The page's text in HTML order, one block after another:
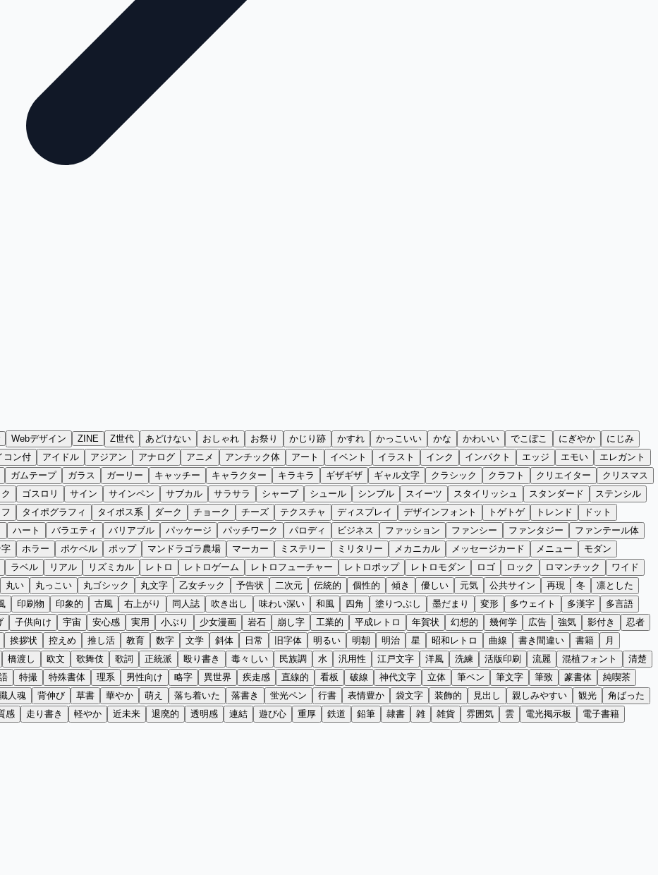
Webデザイン ZINE Z世代 あどけない おしゃれ お祭り かじり跡 かすれ かっこいい かな かわいい でこぼこ にぎやか
にじみ
コン付 アイドル アジアン アナログ アニメ アンチック体 アート イベント イラスト インク インパクト エッジ エモい
エレガント
ガムテープ ガラス ガーリー キャッチー キャラクター キラキラ ギザギザ ギャル文字 クラシック クラフト クリエイター
クリスマス
ゴスロリ サイン サインペン サブカル サラサラ シャープ シュール シンプル スイーツ スタイリッシュ スタンダード
ステンシル
タイポグラフィ タイポス系 ダーク チョーク チーズ テクスチャ ディスプレイ デザインフォント トゲトゲ トレンド
ドット
ハート バラエティ バリアブル パッケージ パッチワーク パロディ ビジネス ファッション ファンシー ファンタジー
ファンテール体
ホラー ポケベル ポップ マンドラゴラ農場 マーカー ミステリー ミリタリー メカニカル メッセージカード メニュー
モダン
ラベル リアル リズミカル レトロ レトロゲーム レトロフューチャー レトロポップ レトロモダン ロゴ ロック ロマンチック
ワイド
丸い 丸っこい 丸ゴシック 丸文字 乙女チック 予告状 二次元 伝統的 個性的 傾き 優しい 元気 公共サイン 再現 冬
凛とした
印刷物 印象的 古風 右上がり 同人誌 吹き出し 味わい深い 和風 四角 塗りつぶし 墨だまり 変形 多ウェイト 多漢字
多言語
子供向け 宇宙 安心感 実用 小ぶり 少女漫画 岩石 崩し字 工業的 平成レトロ 年賀状 幻想的 幾何学 広告 強気 影付き
忍者
挨拶状 控えめ 推し活 教育 数字 文学 斜体 日常 旧字体 明るい 明朝 明治 星 昭和レトロ 曲線 書き間違い 書籍
月
橋渡し 欧文 歌舞伎 歌詞 正統派 殴り書き 毒々しい 民族調 水 汎用性 江戸文字 洋風 洗練 活版印刷 流麗 混植フォント
清楚
特撮 特殊書体 理系 男性向け 略字 異世界 疾走感 直線的 看板 破線 神代文字 立体 筆ペン 筆文字 筆致 篆書体
純喫茶
人魂 背伸び 草書 華やか 萌え 落ち着いた 落書き 蛍光ペン 行書 表情豊か 袋文字 装飾的 見出し 親しみやすい 観光
角ばった
感 走り書き 軽やか 近未来 退廃的 透明感 連結 遊び心 重厚 鉄道 鉛筆 隷書 雑 雑貨 雰囲気 雲 電光掲示板
電子書籍